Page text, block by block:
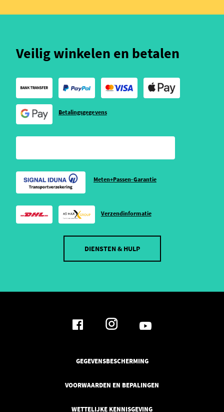
Veilig winkelen en betalen
Betalingsgegevens
Meten+Passen-Garantie
Verzendinformatie
DIENSTEN & HULP
GEGEVENSBESCHERMING
VOORWAARDEN EN BEPALINGEN
WETTELIJKE KENNISGEVING